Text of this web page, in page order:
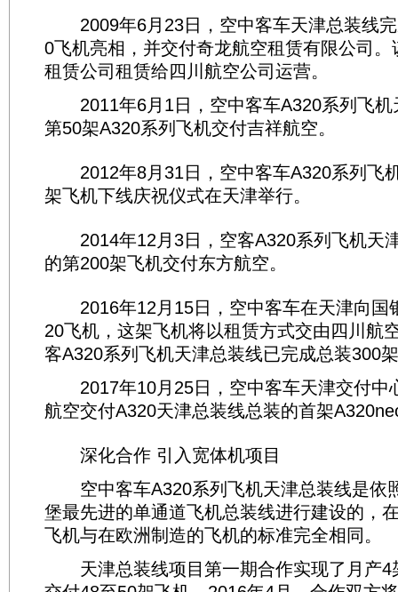
2009年6月23日，空中客车天津总装线完
0飞机亮相，并交付奇龙航空租赁有限公司
租赁公司租赁给四川航空公司运营。
2011年6月1日，空中客车A320系列飞机
第50架A320系列飞机交付吉祥航空。
2012年8月31日，空中客车A320系列飞
架飞机下线庆祝仪式在天津举行。
2014年12月3日，空客A320系列飞机天
的第200架飞机交付东方航空。
2016年12月15日，空中客车在天津向国
20飞机，这架飞机将以租赁方式交由四川航
客A320系列飞机天津总装线已完成总装300
2017年10月25日，空中客车天津交付中
航空交付A320天津总装线总装的首架
深化合作 引入宽体机项目
空中客车A320系列飞机天津总装线是依
堡最先进的单通道飞机总装线进行建设的，
飞机与在欧洲制造的飞机的标准完全相同。
天津总装线项目第一期合作实现了月产4